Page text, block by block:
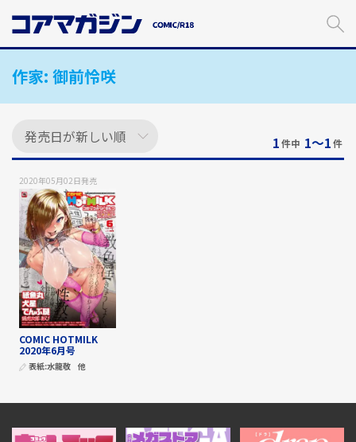
ン
作家: 御前怜咲
1件中 1〜1件
2020年05月02日発売
COMIC HOTMILK
2020年6月号
表紙:水龍敬 他